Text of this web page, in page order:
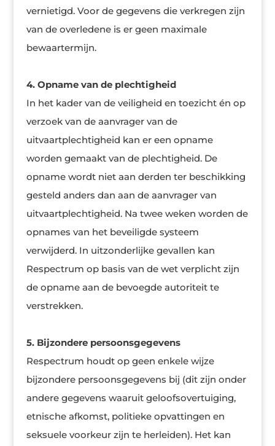
vernietigd. Voor de gegevens die verkregen zijn
van de overledene is er geen maximale
bewaartermijn.
4. Opname van de plechtigheid
In het kader van de veiligheid en toezicht én op
verzoek van de aanvrager van de
uitvaartplechtigheid kan er een opname
worden gemaakt van de plechtigheid. De
opname wordt niet aan derden ter beschikking
gesteld anders dan aan de aanvrager van
uitvaartplechtigheid. Na twee weken worden de
opnames van het beveiligde systeem
verwijderd. In uitzonderlijke gevallen kan
Respectrum op basis van de wet verplicht zijn
de opname aan de bevoegde autoriteit te
verstrekken.
5. Bijzondere persoonsgegevens
Respectrum houdt op geen enkele wijze
bijzondere persoonsgegevens bij (dit zijn onder
andere gegevens waaruit geloofsovertuiging,
etnische afkomst, politieke opvattingen en
seksuele voorkeur zijn te herleiden). Het kan